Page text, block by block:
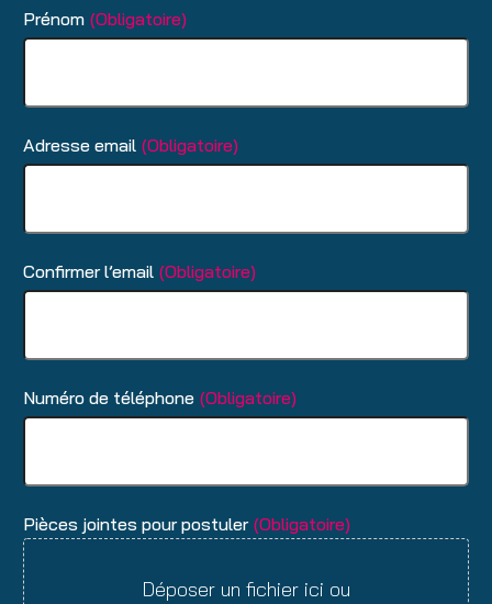
Prénom (Obligatoire)
Adresse email (Obligatoire)
Confirmer l’email (Obligatoire)
Numéro de téléphone (Obligatoire)
Pièces jointes pour postuler (Obligatoire)
Déposer un fichier ici ou